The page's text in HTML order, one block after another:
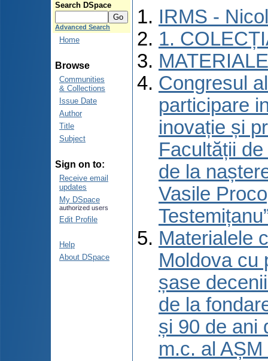
Search DSpace
Advanced Search
Home
Browse
Communities
& Collections
Issue Date
Author
Title
Subject
Sign on to:
Receive email
updates
My DSpace
authorized users
Edit Profile
Help
About DSpace
IRMS -
1.
Congresul
participare
inovație și
Facultății
de la
Vasile
Materialele
Moldova cu
șase
de la
și 90 de ani
m.c. al